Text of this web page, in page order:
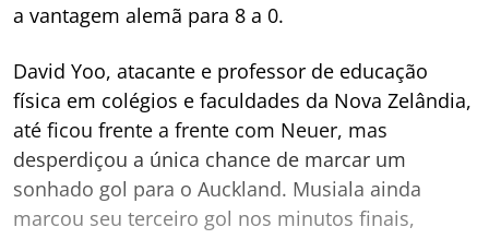
a vantagem alemã para 8 a 0.
David Yoo, atacante e professor de educação
física em colégios e faculdades da Nova Zelândia,
até ficou frente a frente com Neuer, mas
desperdiçou a única chance de marcar um
sonhado gol para o Auckland. Musiala ainda
marcou seu terceiro gol nos minutos finais,